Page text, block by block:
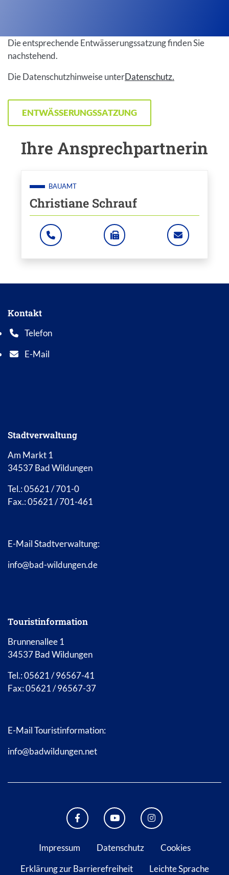
Inhalt
Die entsprechende Entwässerungssatzung finden Sie
nachstehend.
Die Datenschutzhinweise unterDatenschutz.
ENTWÄSSERUNGSSATZUNG
Einleitung
Ihre Ansprechpartnerin
BAUAMT
Christiane Schrauf
: +49 5621 701415: +49 5621 701460
:
Kontakt
Telefon
Telefonnummer: 0 5 6 2 1 7 0 1 0
E-Mail
E-Mail Adresse: info@bad-wildungen.de
Stadtverwaltung
Am Markt 1
34537 Bad Wildungen
Tel.: 05621 / 701-0
Fax.: 05621 / 701-461
E-Mail Stadtverwaltung:
info@bad-wildungen.de
Touristinformation
Brunnenallee 1
34537 Bad Wildungen
Tel.: 05621 / 96567-41
Fax: 05621 / 96567-37
E-Mail Touristinformation:
info@badwildungen.net
FACEBOOK BAD WILDUNGEN
YOUTUBE KANAL STADT
INSTAGRAM
Impressum Datenschutz
Cookies
Erklärung zur Barrierefreiheit
Leichte Sprache